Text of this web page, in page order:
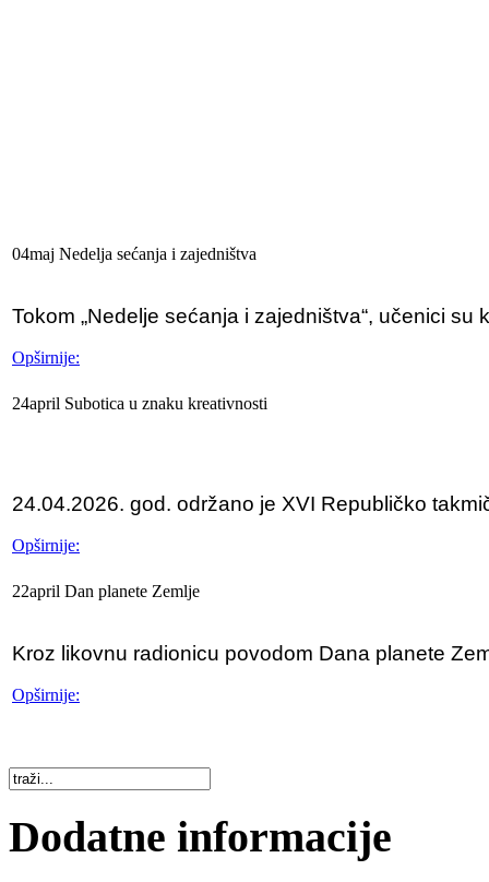
04maj Nedelja sećanja i zajedništva
Tokom „Nedelje sećanja i zajedništva“, učenici su
Opširnije:
24april Subotica u znaku kreativnosti
24.04.2026. god. održano je XVI Republičko
Opširnije:
22april Dan planete Zemlje
Kroz likovnu radionicu povodom Dana planete
Opširnije:
Dodatne informacije